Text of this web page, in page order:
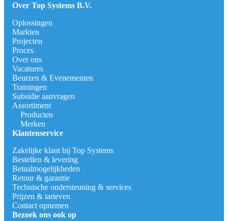
Over Top Systems B.V.
Oplossingen
Markten
Projecten
Proces
Over ons
Vacatures
Beurzen & Evenementen
Trainingen
Subsidie aanvragen
Assortiment
Producten
Merken
Klantenservice
Zakelijke klant bij Top Systems
Bestellen & levering
Betaalmogelijkheden
Retour & garantie
Technische ondersteuning & services
Prijzen & tarieven
Contact opnemen
Bezoek ons ook op